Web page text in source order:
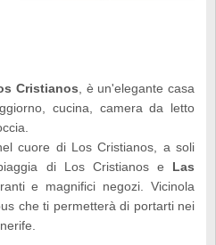
Cristianos , è un'elegante casa
cucina, camera da letto
cuore di Los Cristianos, a soli
di Los Cristianos e Las
e magnifici negozi. Vicinola
che ti permetterà di portarti nei